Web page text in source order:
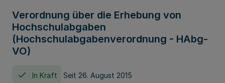
Verordnung über die Erhebung von
Hochschulabgaben
(Hochschulabgabenverordnung - HAbg-
VO)
In Kraft Seit 26. August 2015